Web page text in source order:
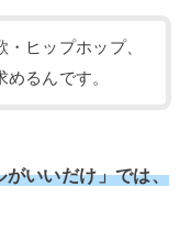
ヒップホップ、
るんです。
がいいだけ」では、